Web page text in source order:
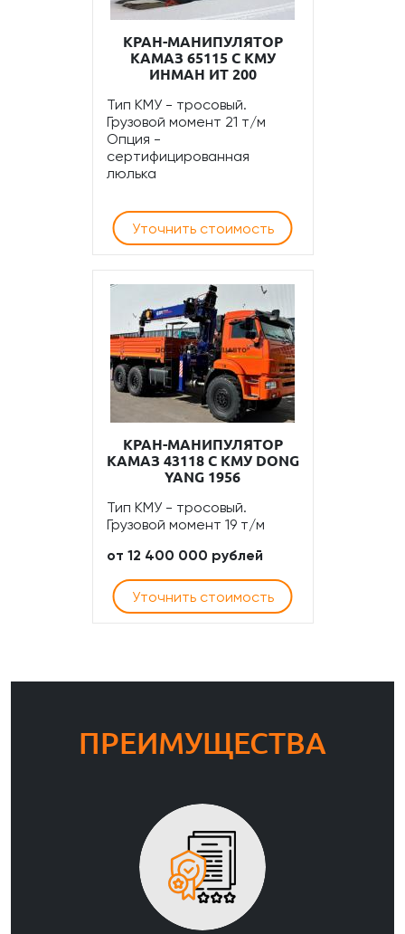
КРАН-МАНИПУЛЯТОР
КАМАЗ 65115 С КМУ
ИНМАН ИТ 200
Тип КМУ - тросовый.
Грузовой момент 21 т/м
Опция -
сертифицированная
люлька
Уточнить стоимость
КРАН-МАНИПУЛЯТОР
КАМАЗ 43118 С КМУ DONG
YANG 1956
Тип КМУ - тросовый.
Грузовой момент 19 т/м
от 12 400 000 рублей
Уточнить стоимость
ПРЕИМУЩЕСТВА